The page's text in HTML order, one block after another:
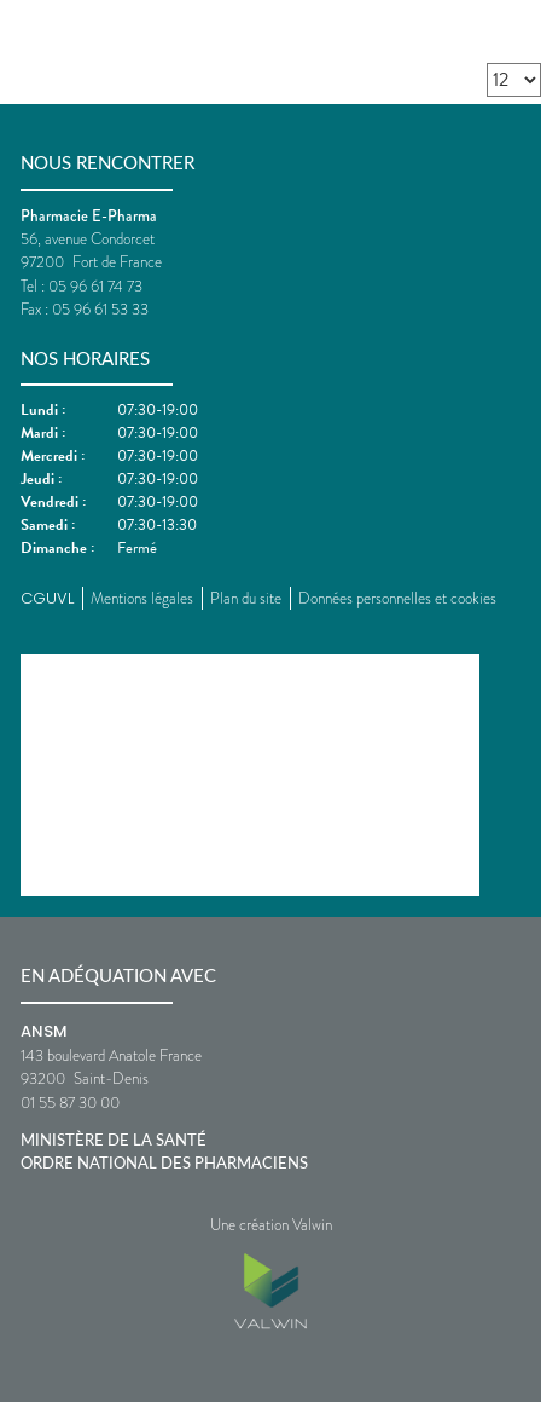
NOUS RENCONTRER
Pharmacie E-Pharma
56, avenue Condorcet
97200 Fort de France
Tel : 05 96 61 74 73
Fax : 05 96 61 53 33
NOS HORAIRES
Lundi :
07:30-19:00
Mardi :
07:30-19:00
Mercredi :
07:30-19:00
Jeudi :
07:30-19:00
Vendredi :
07:30-19:00
Samedi :
07:30-13:30
Dimanche : Fermé
CGUVL Mentions légales Plan du site Données personnelles et cookies
EN ADÉQUATION AVEC
ANSM
143 boulevard Anatole France
93200 Saint-Denis
01 55 87 30 00
MINISTÈRE DE LA SANTÉ
ORDRE NATIONAL DES PHARMACIENS
Une création Valwin